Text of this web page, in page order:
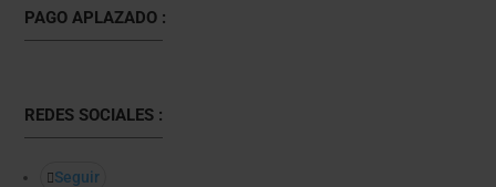
PAGO APLAZADO :
REDES SOCIALES :
Seguir